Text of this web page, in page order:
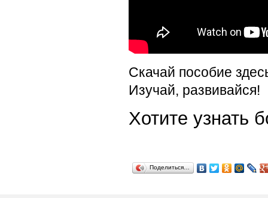
Скачай пособие
Изучай, развивайся!
Хотите
Поделиться…